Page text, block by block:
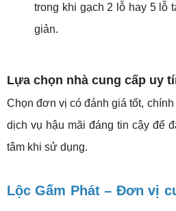
trong khi gạch 2 lỗ hay 5 lỗ
giản.
Lựa chọn nhà cung cấp uy
Chọn đơn vị có đánh giá tốt,
dịch vụ hậu mãi đáng tin cậy để
tâm khi sử dụng.
Lộc Gấm Phát – Đơn vị